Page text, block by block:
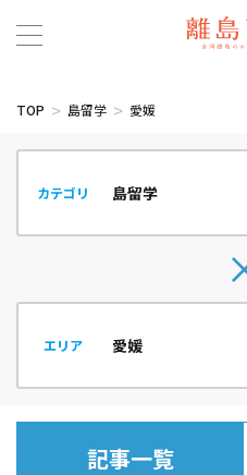
TOP 島留学 愛媛
カテゴリ
エリア
記事一覧